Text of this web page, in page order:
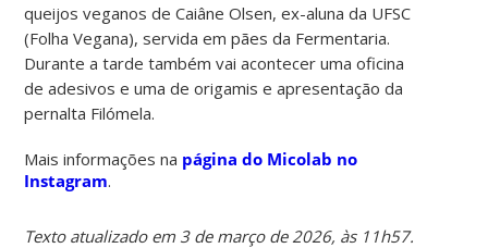
queijos veganos de Caiâne Olsen, ex-aluna da UFSC
(Folha Vegana), servida em pães da Fermentaria.
Durante a tarde também vai acontecer uma oficina
de adesivos e uma de origamis e apresentação da
pernalta Filómela.
Mais informações na página do Micolab no
Instagram.
Texto atualizado em 3 de março de 2026, às 11h57.